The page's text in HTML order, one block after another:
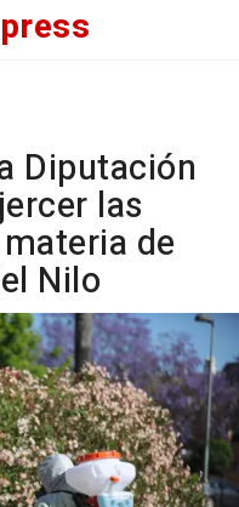
press
Diputación
las
de
Nilo